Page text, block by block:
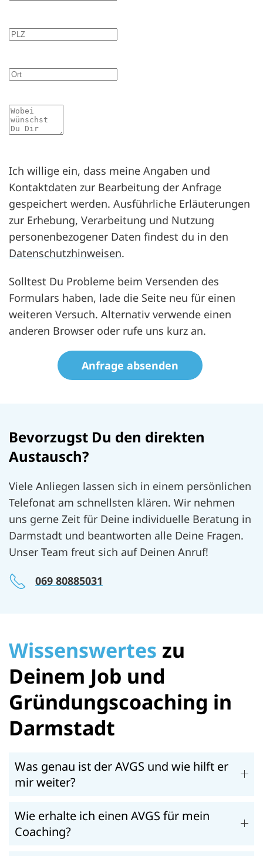
PLZ
Ort
Mitteilung
Ich willige ein, dass meine Angaben und
Kontaktdaten zur Bearbeitung der Anfrage
gespeichert werden. Ausführliche Erläuterungen
zur Erhebung, Verarbeitung und Nutzung
personenbezogener Daten findest du in den
Datenschutzhinweisen.
Solltest Du Probleme beim Versenden des
Formulars haben, lade die Seite neu für einen
weiteren Versuch. Alternativ verwende einen
anderen Browser oder rufe uns kurz an.
Bevorzugst Du den direkten
Austausch?
Viele Anliegen lassen sich in einem persönlichen
Telefonat am schnellsten klären. Wir nehmen
uns gerne Zeit für Deine individuelle Beratung in
Darmstadt und beantworten alle Deine Fragen.
Unser Team freut sich auf Deinen Anruf!
069 80885031
Wissenswertes zu
Deinem Job und
Gründungscoaching in
Darmstadt
Was genau ist der AVGS und wie hilft er
mir weiter?
Wie erhalte ich einen AVGS für mein
Coaching?